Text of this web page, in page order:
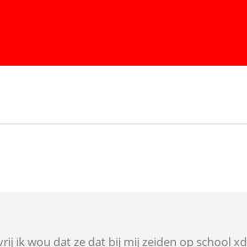
ik wou dat ze dat bij mij zeiden op school xd